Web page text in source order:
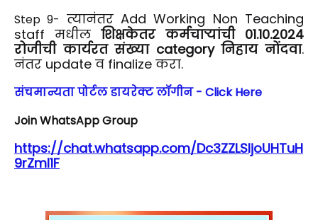
Step 9- त्यानंतर Add Working Non Teaching
staff मधील शिक्षकेतर कर्मचाऱ्यांची 01.10.2024
रोजीची कार्यरत संख्या category निहाय नोंदवा.
नंतर update व finalize करा.
संचमान्यता पोर्टल डायरेक्ट लॉगीन - Click Here
Join WhatsApp Group
https://chat.whatsapp.com/Dc3ZZLSljoUHTuH
9rZml1F